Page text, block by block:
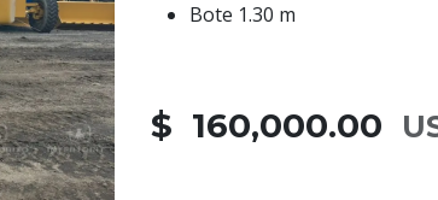
Bote 1.30 m
$ 160,000.00